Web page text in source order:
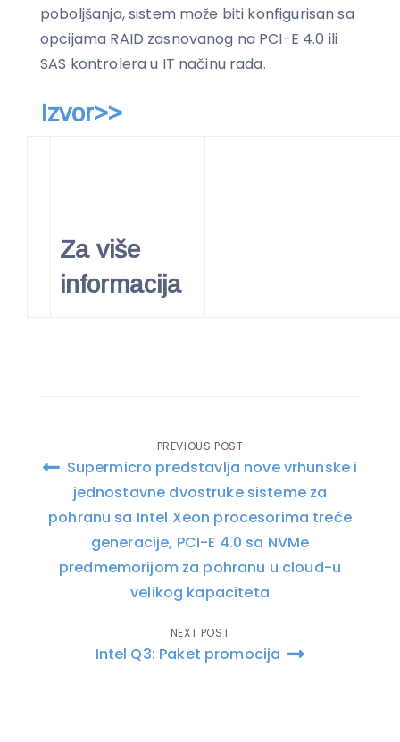
poboljšanja, sistem može biti konfigurisan sa
opcijama RAID zasnovanog na PCI-E 4.0 ili
SAS kontrolera u IT načinu rada.
Izvor>>
Za više
informacija
Post
navigation
PREVIOUS POST
Supermicro predstavlja nove vrhunske i
jednostavne dvostruke sisteme za
pohranu sa Intel Xeon procesorima treće
generacije, PCI-E 4.0 sa NVMe
predmemorijom za pohranu u cloud-u
velikog kapaciteta
NEXT POST
Intel Q3: Paket promocija